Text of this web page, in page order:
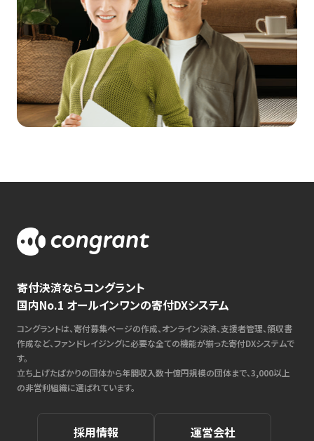
寄付決済ならコングラント
国内No.1 オールインワンの寄付DXシステム
コングラントは、寄付募集ページの作成、オンライン決済、支援者管理、領収書
作成など、ファンドレイジングに必要な全ての機能が揃った寄付DXシステムで
す。
立ち上げたばかりの団体から年間収入数十億円規模の団体まで、3,000以上
の非営利組織に選ばれています。
採用情報 運営会社